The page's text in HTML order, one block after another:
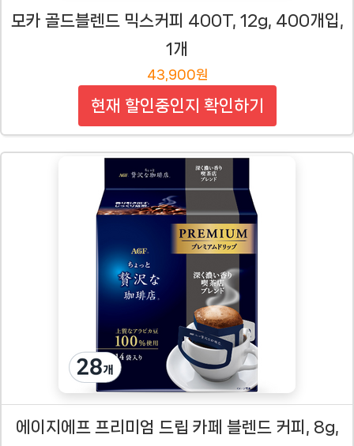
모카 골드블렌드 믹스커피 400T, 12g, 400개입,
1개
43,900원
현재 할인중인지 확인하기
에이지에프 프리미엄 드립 카페 블렌드 커피, 8g,